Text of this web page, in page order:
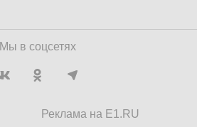
Мы в соцсетях
Реклама на E1.RU